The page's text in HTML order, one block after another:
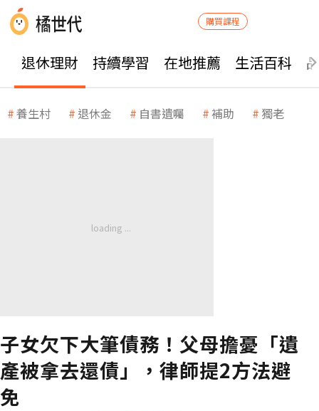
購買課程
退休理財 持續學習 在地推薦 生活百科
養生村 退休金 自書遺囑 補助 獨老
子女欠下大筆債務！父母擔憂「遺
產被拿去還債」，律師提2方法避
免